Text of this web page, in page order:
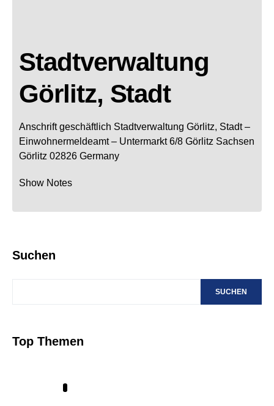
Stadtverwaltung
Görlitz, Stadt
Anschrift geschäftlich Stadtverwaltung Görlitz, Stadt –
Einwohnermeldeamt – Untermarkt 6/8 Görlitz Sachsen
Görlitz 02826 Germany
Show Notes
Suchen
SUCHEN
Top Themen